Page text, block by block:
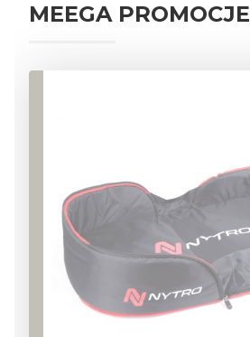
MEEGA PROMOCJE